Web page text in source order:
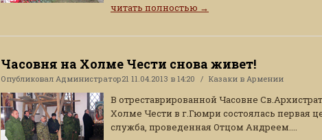
читать полностью →
Часовня на Холме Чести снова живет!
Опубликовал Администратор21 11.04.2013 в 14:20 Казаки в Армении
В отреставрированной Часовне
Холме Чести в г.Гюмри состоялась первая
служба, проведенная Отцом Андреем....